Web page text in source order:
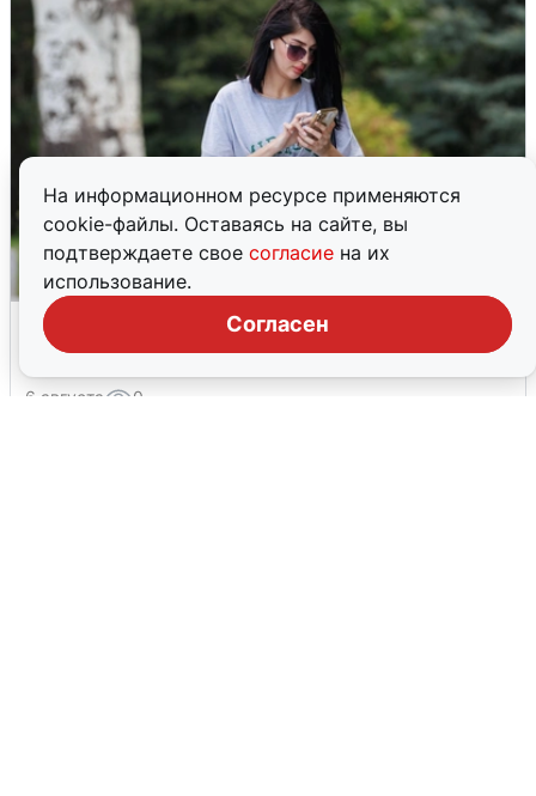
На информационном ресурсе применяются
cookie-файлы. Оставаясь на сайте, вы
подтверждаете свое согласие на их
использование.
Согласен
Волгоградцы остались без
мобильного интернета
6 августа 0